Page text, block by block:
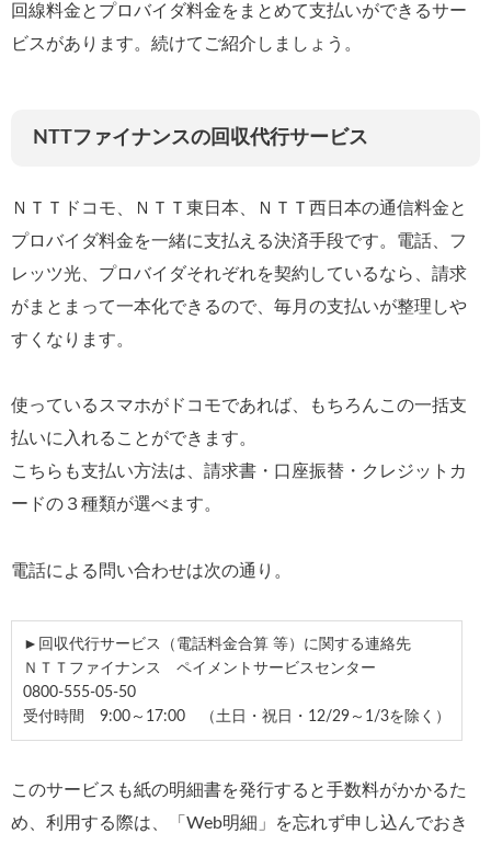
回線料金とプロバイダ料金をまとめて支払いができるサー
ビスがあります。続けてご紹介しましょう。
NTTファイナンスの回収代行サービス
ＮＴＴドコモ、ＮＴＴ東日本、ＮＴＴ西日本の通信料金と
プロバイダ料金を一緒に支払える決済手段です。電話、フ
レッツ光、プロバイダそれぞれを契約しているなら、請求
がまとまって一本化できるので、毎月の支払いが整理しや
すくなります。
使っているスマホがドコモであれば、もちろんこの一括支
払いに入れることができます。
こちらも支払い方法は、請求書・口座振替・クレジットカ
ードの３種類が選べます。
電話による問い合わせは次の通り。
►回収代行サービス（電話料金合算 等）に関する連絡先
ＮＴＴファイナンス ペイメントサービスセンター
0800-555-05-50
受付時間 9:00～17:00 （土日・祝日・12/29～1/3を除く）
このサービスも紙の明細書を発行すると手数料がかかるた
め、利用する際は、「Web明細」を忘れず申し込んでおき